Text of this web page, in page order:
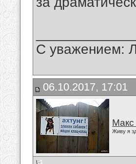
С уважением:
06.10.2017, 17:01
Макс
Живу я